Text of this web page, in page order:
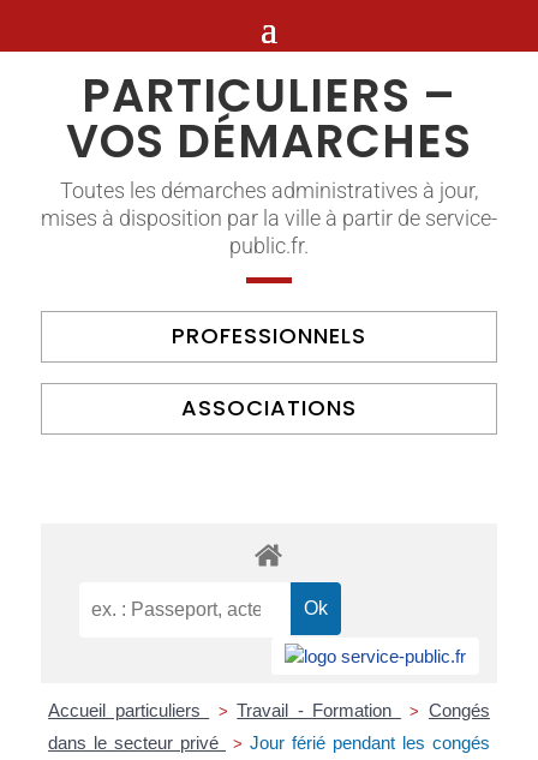
PARTICULIERS –
VOS DÉMARCHES
Toutes les démarches administratives à jour,
mises à disposition par la ville à partir de service-
public.fr.
PROFESSIONNELS
ASSOCIATIONS
Accueil particuliers > Travail - Formation > Congés
dans le secteur privé
> Jour férié pendant les congés